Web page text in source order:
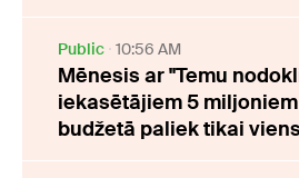
Public 10:56 AM
Mēnesis ar "Temu
iekasētājiem 5
budžetā paliek tikai viens